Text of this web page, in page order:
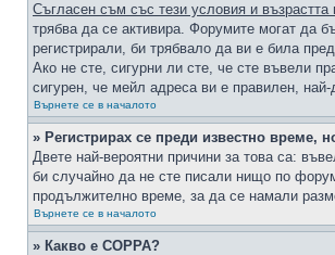
Съгласен съм със тези условия и възрастта
трябва да се активира. Форумите могат да
регистрирали, би трябвало да ви е била
Ако не сте, сигурни ли сте, че сте въвели
сигурен, че мейл адреса ви е правилен,
Върнете се в началото
» Регистрирах се преди известно време,
Двете най-вероятни причини за това са:
би случайно да не сте писали нищо по
продължително време, за да се намали
Върнете се в началото
» Какво е COPPA?